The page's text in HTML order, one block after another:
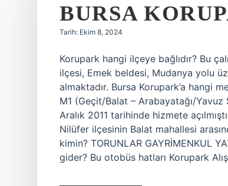
BURSA
Tarih: Ekim 8, 2024
Korupark hangi ilçeye bağlıdır? Bu
ilçesi, Emek beldesi, Mudanya yolu
almaktadır. Bursa Korupark’a hangi
M1 (Geçit/Balat – Arabayatağı/
Aralık 2011 tarihinde hizmete
Nilüfer ilçesinin Balat mahallesi
kimin? TORUNLAR GAYRİMENKUL
gider? Bu otobüs hatları Korupark